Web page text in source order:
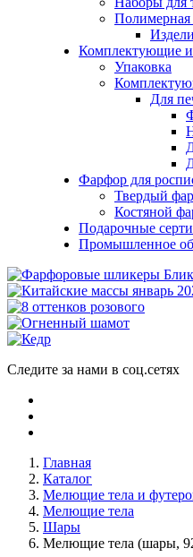
Полимерная
Комплектующие и
Упаковка
Для
Фарфор для
Твердый
Костяной
Подарочные
Промышленное
Следите за нами в соц.сетях
Главная
Каталог
Мелющие тела и
Мелющие тела
Шары
Мелющие тела (шары,